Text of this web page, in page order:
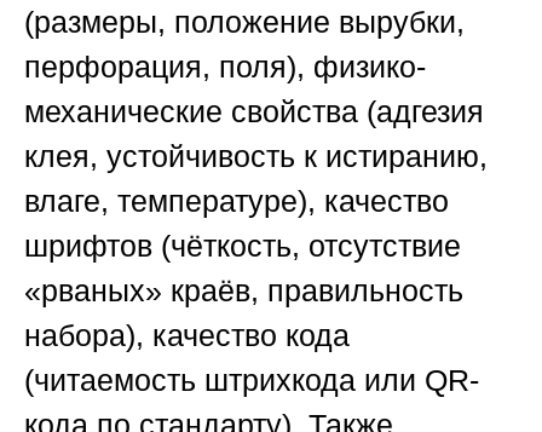
(размеры, положение вырубки,
перфорация, поля), физико-
механические свойства (адгезия
клея, устойчивость к истиранию,
влаге, температуре), качество
шрифтов (чёткость, отсутствие
«рваных» краёв, правильность
набора), качество кода
(читаемость штрихкода или QR-
кода по стандарту). Также